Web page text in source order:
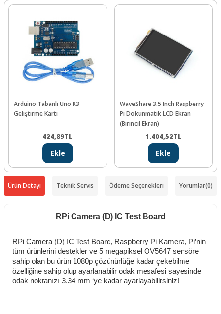
Arduino Tabanlı Uno R3
Geliştirme Kartı
424,89TL
Ekle
WaveShare 3.5 Inch Raspberry
Pi Dokunmatik LCD Ekran
(Birincil Ekran)
1.404,52TL
Ekle
Ürün Detayı Teknik Servis Ödeme Seçenekleri Yorumlar(0)
RPi Camera (D) IC Test Board
RPi Camera (D) IC Test Board, Raspberry Pi Kamera, Pi’nin
tüm ürünlerini destekler ve 5 megapiksel OV5647 sensöre
sahip olan bu ürün 1080p çözünürlüğe kadar çekebilme
özelliğine sahip olup ayarlanabilir odak mesafesi sayesinde
odak noktanızı 3.34 mm ‘ye kadar ayarlayabilirsiniz!